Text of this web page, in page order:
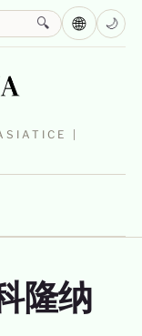
|
🔍 🌐 🌙
隆纳